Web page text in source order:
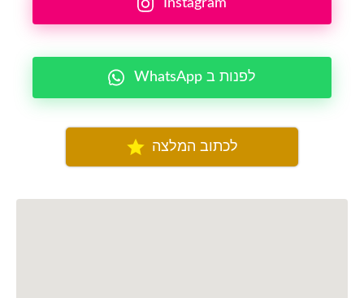
Instagram
WhatsApp לפנות ב
לכתוב המלצה